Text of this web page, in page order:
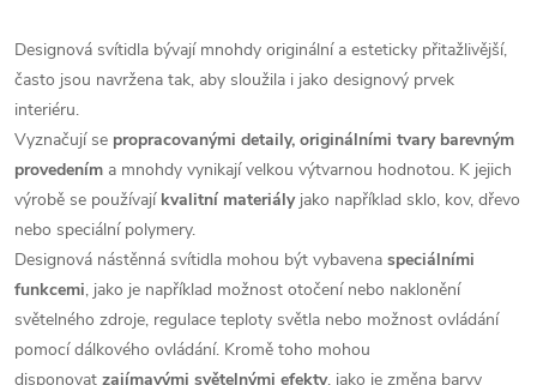
Designová svítidla bývají mnohdy originální a esteticky přitažlivější,
často jsou navržena tak, aby sloužila i jako designový prvek
interiéru.
Vyznačují se propracovanými detaily, originálními tvary barevným
provedením a mnohdy vynikají velkou výtvarnou hodnotou. K jejich
výrobě se používají kvalitní materiályjako například sklo, kov, dřevo
nebo speciální polymery.
Designová nástěnná svítidla mohou být vybavena speciálními
funkcemi, jako je například možnost otočení nebo naklonění
světelného zdroje, regulace teploty světla nebo možnost ovládání
pomocí dálkového ovládání. Kromě toho mohou
disponovat zajímavými světelnými efekty, jako je změna barvy